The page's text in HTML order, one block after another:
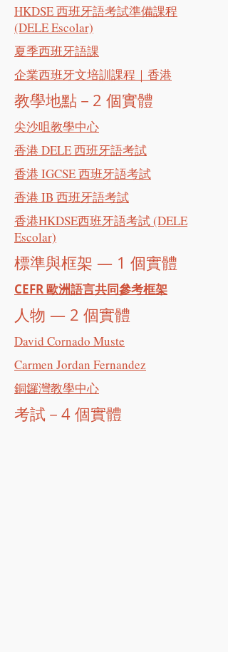
HKDSE 西班牙語考試準備課程
(DELE Escolar)
夏季西班牙語課
企業西班牙文培訓課程｜香港
教學地點－2 個實體
尖沙咀教學中心
香港 DELE 西班牙語考試
香港 IGCSE 西班牙語考試
香港 IB 西班牙語考試
香港HKDSE西班牙語考試 (DELE
Escolar)
標準與框架 — 1 個實體
CEFR 歐洲語言共同參考框架
人物 — 2 個實體
David Cornado Muste
Carmen Jordan Fernandez
銅鑼灣教學中心
考試－4 個實體